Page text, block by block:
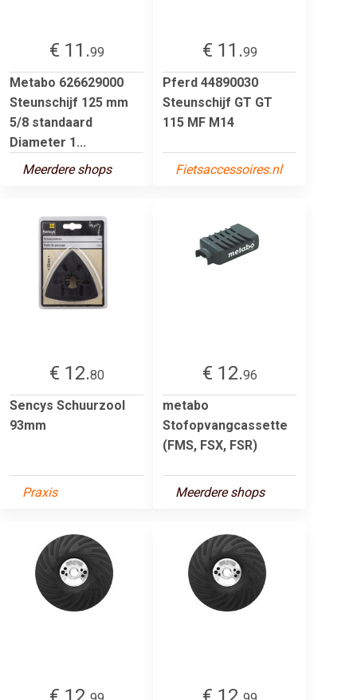
€ 11.99
Metabo 626629000
Steunschijf 125 mm
5/8 standaard
Diameter 1...
Meerdere shops
€ 11.99
Pferd 44890030
Steunschijf GT GT
115 MF M14
Fietsaccessoires.nl
€ 12.80
Sencys Schuurzool
93mm
Praxis
€ 12.96
metabo
Stofopvangcassette
(FMS, FSX, FSR)
Meerdere shops